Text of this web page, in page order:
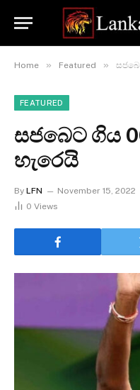
Home » Featured »
FEATURED
සජබෙට ගිය
හැරෙයි
By LFN November 15, 2022
0 Views